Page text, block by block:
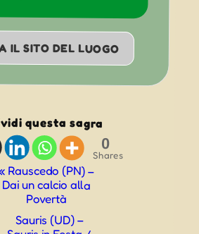
IL SITO DEL LUOGO
questa sagra
0
Shares
Rauscedo (PN) –
Dai un calcio alla
Povertà
Sauris (UD) –